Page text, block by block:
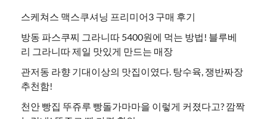
스케쳐스 맥스쿠셔닝 프리미어3 구매 후기
방동 파스쿠찌 그라니따 5400원에 먹는 방법! 블루베
리 그라니따 제일 맛있게 만드는 매장
관저동 라향 기대이상의 맛집이였다. 탕수육, 쟁반짜장
추천함!
천안 빵집 뚜쥬루 빵돌가마마을 이렇게 커졌다고? 깜짝